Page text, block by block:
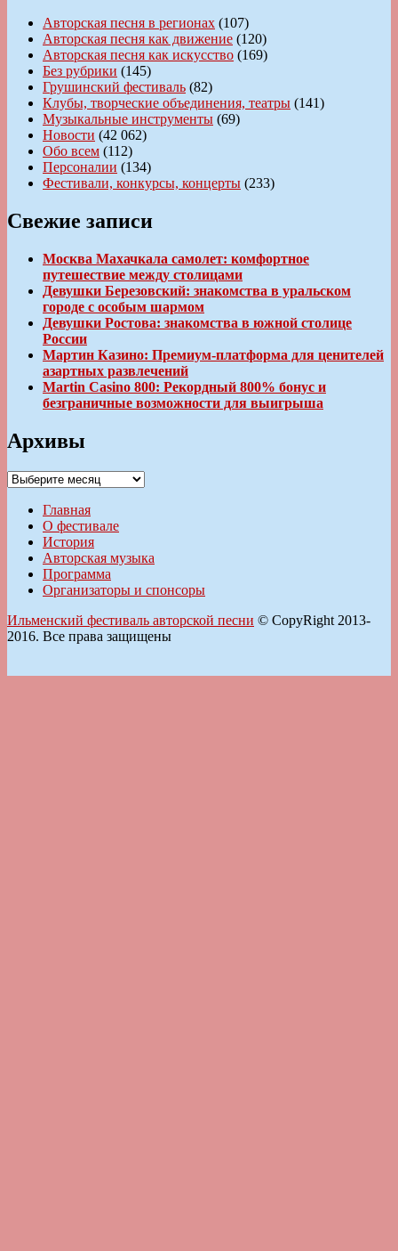
Авторская песня в регионах (107)
Авторская песня как движение (120)
Авторская песня как искусство (169)
Без рубрики (145)
Грушинский фестиваль (82)
Клубы, творческие объединения, театры (141)
Музыкальные инструменты (69)
Новости (42 062)
Обо всем (112)
Персоналии (134)
Фестивали, конкурсы, концерты (233)
Свежие записи
Москва Махачкала самолет: комфортное
путешествие между столицами
Девушки Березовский: знакомства в уральском
городе с особым шармом
Девушки Ростова: знакомства в южной столице
России
Мартин Казино: Премиум-платформа для ценителей
азартных развлечений
Martin Casino 800: Рекордный 800% бонус и
безграничные возможности для выигрыша
Архивы
Архивы
Главная
О фестивале
История
Авторская музыка
Программа
Организаторы и спонсоры
Ильменский фестиваль авторской песни © CopyRight 2013-
2016. Все права защищены